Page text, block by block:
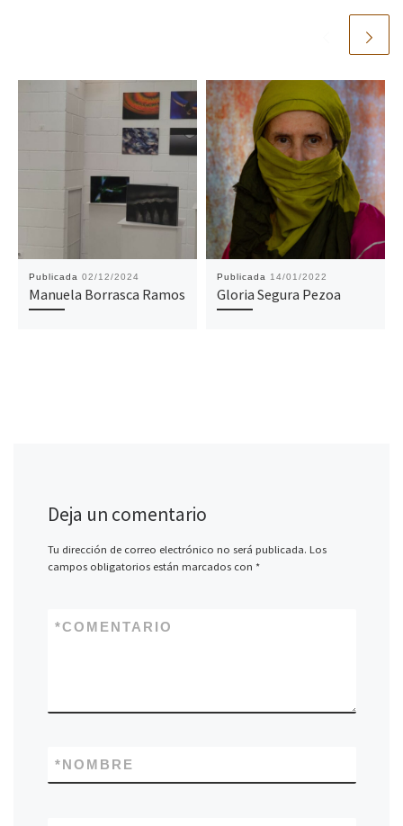
Publicada 02/12/2024
Manuela Borrasca Ramos
Publicada 14/01/2022
Gloria Segura Pezoa
Deja un comentario
Tu dirección de correo electrónico no será publicada. Los
campos obligatorios están marcados con *
COMENTARIO
*
NOMBRE
*